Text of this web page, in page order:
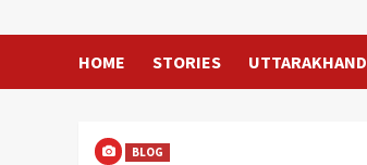
HOME STORIES UTTARAKHAND
BLOG